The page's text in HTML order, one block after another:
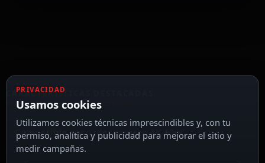
CARACTERÍSTICAS DESTACADAS
VER TODAS LAS CARACTERÍSTICAS
Compatible con videoportero AK-E16C
PRIVACIDAD
Usamos cookies
Utilizamos cookies técnicas imprescindibles y, con tu
permiso, analítica y publicidad para mejorar el sitio y
medir campañas.